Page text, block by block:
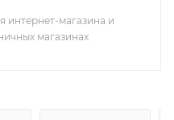
интернет-магазина и
магазинах